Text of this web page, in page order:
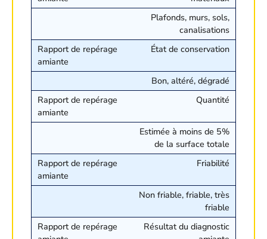
Plafonds, murs, sols,
canalisations
État de conservation
Bon, altéré, dégradé
Quantité
Estimée à moins de 5%
de la surface totale
Friabilité
Non friable, friable, très
friable
Résultat du diagnostic